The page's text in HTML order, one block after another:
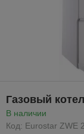
Газовый
В наличии
Код: Eurostar ZWE